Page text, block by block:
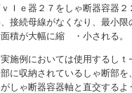
Ｉｅ器２７をしゃ断器容器２
接続母線がなくなり、最小限
積が大幅に縮 ・小される。
施例においては使用するしｔ
部に収納されているしゃ断部を
しゃ断器容器軸と直交するよ